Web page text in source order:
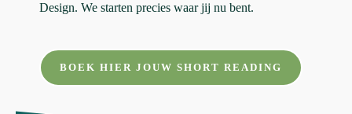
Design. We starten precies waar jij nu bent.
BOEK HIER JOUW SHORT READING